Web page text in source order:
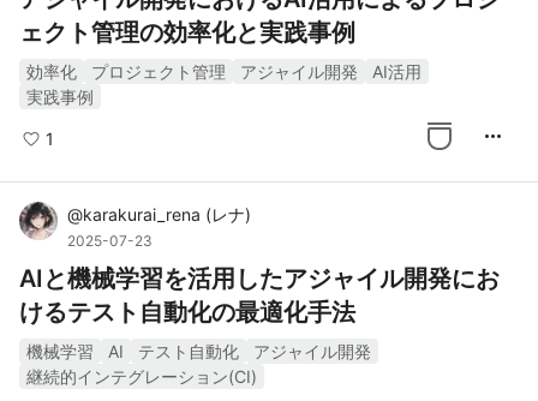
ェクト管理の効率化と実践事例
効率化 プロジェクト管理 アジャイル開発
AI活用
実践事例
1 more_horiz
@karakurai_rena (レナ)
2025-07-23
AIと機械学習を活用したアジャイル開発にお
けるテスト自動化の最適化手法
機械学習 AI テスト自動化
アジャイル開発
継続的インテグレーション(CI)